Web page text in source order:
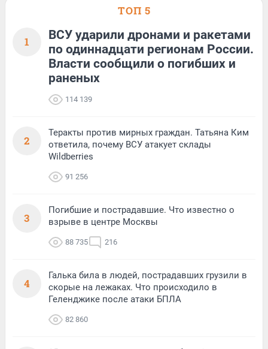
ТОП 5
1
ВСУ ударили дронами и ракетами
по одиннадцати регионам России.
Власти сообщили о погибших и
раненых
114 139
2
Теракты против мирных граждан. Татьяна Ким
ответила, почему ВСУ атакует склады
Wildberries
91 256
3
Погибшие и пострадавшие. Что известно о
взрыве в центре Москвы
88 735 216
4
Галька била в людей, пострадавших грузили в
скорые на лежаках. Что происходило в
Геленджике после атаки БПЛА
82 860